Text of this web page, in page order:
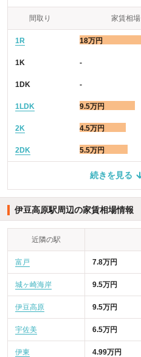
間取り 家賃相場
1R 18万円
1K -
1DK -
1LDK 9.5万円
2K 4.5万円
2DK 5.5万円
続きを見る
伊豆高原駅周辺の家賃相場情報
近隣の駅
富戸 7.8万円
城ヶ崎海岸 9.5万円
伊豆高原 9.5万円
宇佐美 6.5万円
伊東 4.99万円